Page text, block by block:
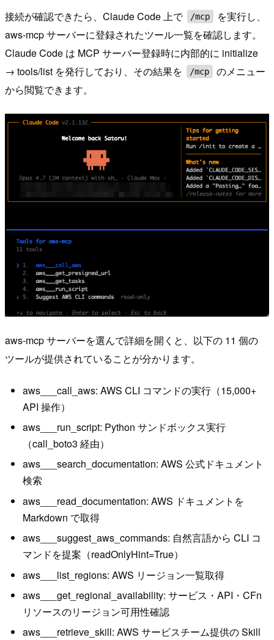
接続が確認できたら、Claude Code 上で /mcp
を実行し、
aws-mcp サーバーに登録されたツール一覧を確認します。
Claude Code は MCP サーバー登録時に内部的に initialize
→ tools/list を発行しており、その結果を
/mcp
のメニュー
から閲覧できます。
aws-mcp サーバーを選んで詳細を開くと、以下の 11 個の
ツールが提供されていることが分かります。
aws___call_aws: AWS CLI コマンドの実行（15,000+
API 操作）
aws___run_script: Python サンドボックス実行
（call_boto3 経由）
aws___search_documentation: AWS 公式ドキュメント
検索
aws___read_documentation: AWS ドキュメントを
Markdown で取得
aws___suggest_aws_commands: 自然言語から CLI コ
マンドを提案（readOnlyHint=True）
aws___list_regions: AWS リージョン一覧取得
aws___get_regional_availability: サービス・API・CFn
リソースのリージョン可用性確認
aws___retrieve_skill: AWS サービスチーム提供の Skill